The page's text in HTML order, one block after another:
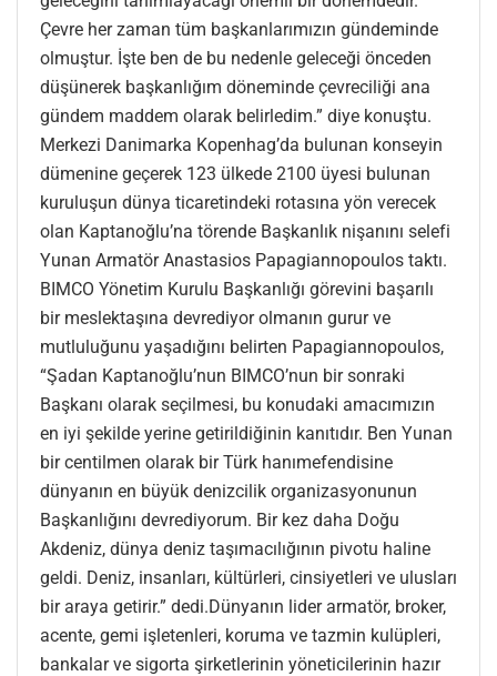
Çevre her zaman tüm başkanlarımızın gündeminde
olmuştur. İşte ben de bu nedenle geleceği önceden
düşünerek başkanlığım döneminde çevreciliği ana
gündem maddem olarak belirledim.” diye konuştu.
Merkezi Danimarka Kopenhag’da bulunan konseyin
dümenine geçerek 123 ülkede 2100 üyesi bulunan
kuruluşun dünya ticaretindeki rotasına yön verecek
olan Kaptanoğlu’na törende Başkanlık nişanını selefi
Yunan Armatör Anastasios Papagiannopoulos taktı.
BIMCO Yönetim Kurulu Başkanlığı görevini başarılı
bir meslektaşına devrediyor olmanın gurur ve
mutluluğunu yaşadığını belirten Papagiannopoulos,
“Şadan Kaptanoğlu’nun BIMCO’nun bir sonraki
Başkanı olarak seçilmesi, bu konudaki amacımızın
en iyi şekilde yerine getirildiğinin kanıtıdır. Ben Yunan
bir centilmen olarak bir Türk hanımefendisine
dünyanın en büyük denizcilik organizasyonunun
Başkanlığını devrediyorum. Bir kez daha Doğu
Akdeniz, dünya deniz taşımacılığının pivotu haline
geldi. Deniz, insanları, kültürleri, cinsiyetleri ve ulusları
bir araya getirir.” dedi.Dünyanın lider armatör, broker,
acente, gemi işletenleri, koruma ve tazmin kulüpleri,
bankalar ve sigorta şirketlerinin yöneticilerinin hazır